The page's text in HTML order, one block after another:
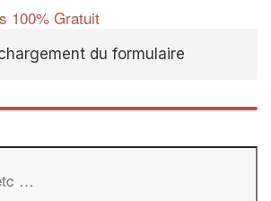
100% Gratuit
du formulaire